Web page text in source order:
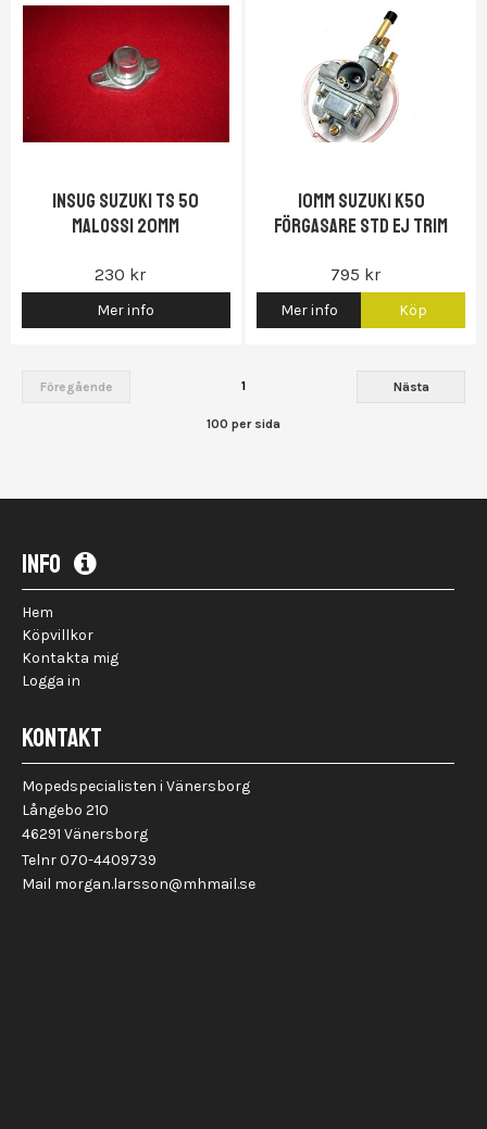
Insug Suzuki TS 50
Malossi 20mm
230 kr
Mer info
10mm Suzuki K50
förgasare std ej trim
795 kr
Mer info Köp
Föregående 1 Nästa
100 per sida
INFO
Hem
Köpvillkor
Kontakta mig
Logga in
KONTAKT
Mopedspecialisten i Vänersborg
Långebo 210
46291 Vänersborg
Telnr 070-4409739
Mail morgan.larsson@mhmail.se